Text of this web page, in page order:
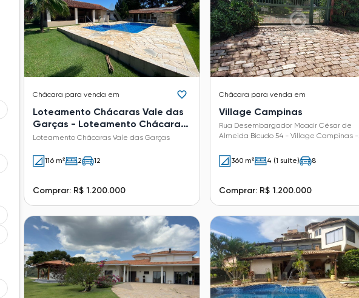
Chácara para venda em
Loteamento Chácaras Vale das
Garças - Loteamento Chácaras
Vale das Garças
Loteamento Chácaras Vale das Garças
116 m² 2 12
Comprar: R$ 1.200.000
Chácara para venda em
Village Campinas
Rua Desembargador Moacir César de
Almeida Bicudo 54 - Village Campinas -
360 m²
4 (1 suíte) 8
Comprar: R$ 1.200.000